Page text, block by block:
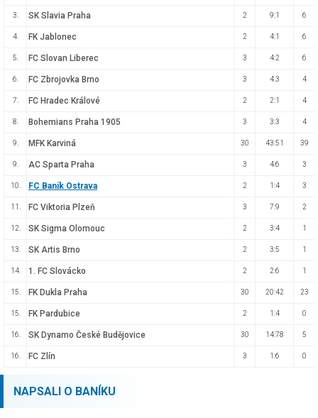
3. SK Slavia Praha 2 9:1 6
4. FK Jablonec 2 4:1 6
5. FC Slovan Liberec 3 4:2 6
6. FC Zbrojovka Brno 3 4:3 4
7. FC Hradec Králové 2 2:1 4
8. Bohemians Praha 1905 3 3:3 4
9. MFK Karviná 30 43:51 39
9. AC Sparta Praha 3 4:6 3
10. FC Baník Ostrava 2 1:4 3
11. FC Viktoria Plzeň 3 7:9 2
12. SK Sigma Olomouc 2 3:4 1
13. SK Artis Brno 2 3:5 1
14. 1. FC Slovácko 2 2:6 1
15. FK Dukla Praha 30 20:42 23
15. FK Pardubice 2 1:4 0
16. SK Dynamo České Budějovice 30 14:78 5
16. FC Zlín 3 1:6 0
NAPSALI O BANÍKU